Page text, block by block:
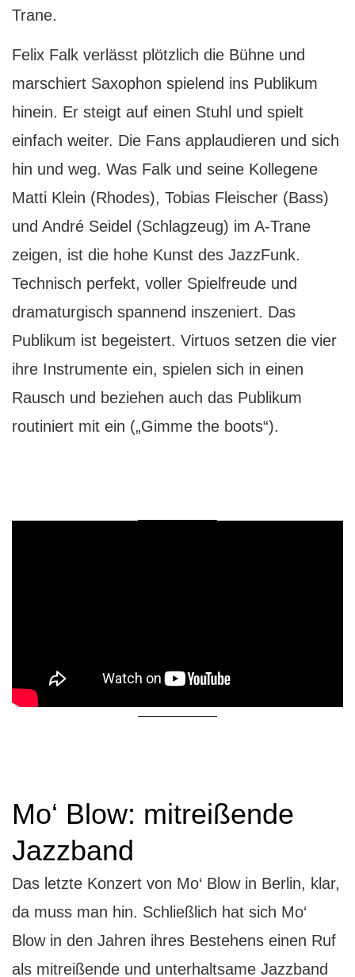
Trane.
Felix Falk verlässt plötzlich die Bühne und
marschiert Saxophon spielend ins Publikum
hinein. Er steigt auf einen Stuhl und spielt
einfach weiter. Die Fans applaudieren und sich
hin und weg. Was Falk und seine Kollegene
Matti Klein (Rhodes), Tobias Fleischer (Bass)
und André Seidel (Schlagzeug) im A-Trane
zeigen, ist die hohe Kunst des JazzFunk.
Technisch perfekt, voller Spielfreude und
dramaturgisch spannend inszeniert. Das
Publikum ist begeistert. Virtuos setzen die vier
ihre Instrumente ein, spielen sich in einen
Rausch und beziehen auch das Publikum
routiniert mit ein („Gimme the boots“).
Mo‘ Blow: mitreißende
Jazzband
Das letzte Konzert von Mo‘ Blow in Berlin, klar,
da muss man hin. Schließlich hat sich Mo‘
Blow in den Jahren ihres Bestehens einen Ruf
als mitreißende und unterhaltsame Jazzband